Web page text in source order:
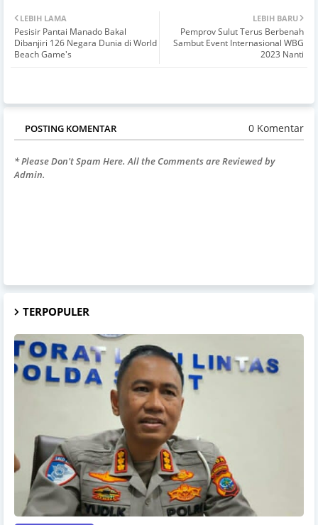
LEBIH BARU
Pemprov Sulut Terus Berbenah
Sambut Event Internasional WBG
2023 Nanti
LEBIH LAMA
Pesisir Pantai Manado Bakal
Dibanjiri 126 Negara Dunia di World
Beach Game's
POSTING KOMENTAR 0 Komentar
* Please Don't Spam Here. All the Comments are Reviewed by
Admin.
TERPOPULER